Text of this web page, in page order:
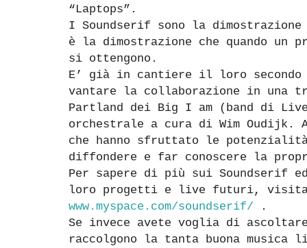
“Laptops”.
I Soundserif sono la
è la dimostrazione che quando
si ottengono.
E’ già in cantiere il loro secondo
vantare la collaborazione in una
Partland dei Big I am (band di
orchestrale a cura di Wim Oudijk.
che hanno sfruttato le
diffondere e far conoscere la
Per sapere di più sui Soundserif
loro progetti e live futuri,
www.myspace.com/soundserif/ .
Se invece avete voglia di
raccolgono la tanta buona musica